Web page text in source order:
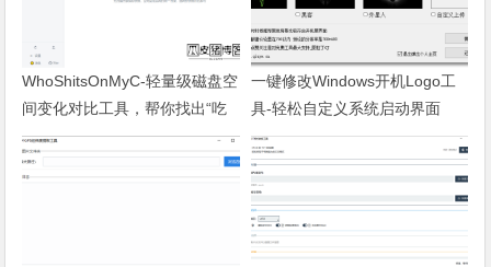
WhoShitsOnMyC-轻量级磁盘空
间变化对比工具，帮你找出“吃
掉”空间的罪魁祸首
一键修改Windows开机Logo工
具-轻松自定义系统启动界面